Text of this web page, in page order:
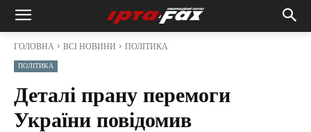
ГОЛОВНА ВСІ НОВИНИ ПОЛІТИКА
ПОЛІТИКА
Деталі прану перемоги
України повідомив